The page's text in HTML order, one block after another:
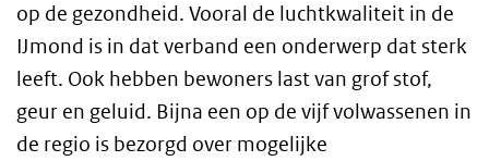
op de gezondheid. Vooral de luchtkwaliteit in de
IJmond is in dat verband een onderwerp dat sterk
leeft. Ook hebben bewoners last van grof stof,
geur en geluid. Bijna een op de vijf volwassenen in
de regio is bezorgd over mogelijke